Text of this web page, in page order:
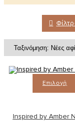
Επιλογή
Inspired by Amber